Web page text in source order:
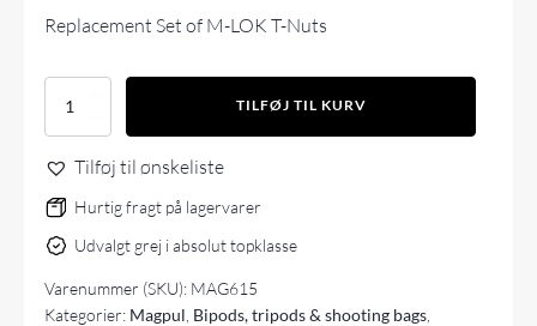
Replacement Set of M-LOK T-Nuts
Magpul
LOK
T-
Replacement
Set
antal
TILFØJ TIL KURV
Tilføj til ønskeliste
Hurtig fragt på lagervarer
Udvalgt grej i absolut topklasse
Varenummer (SKU): MAG615
Kategorier: Magpul Bipods, tripods & shooting bags